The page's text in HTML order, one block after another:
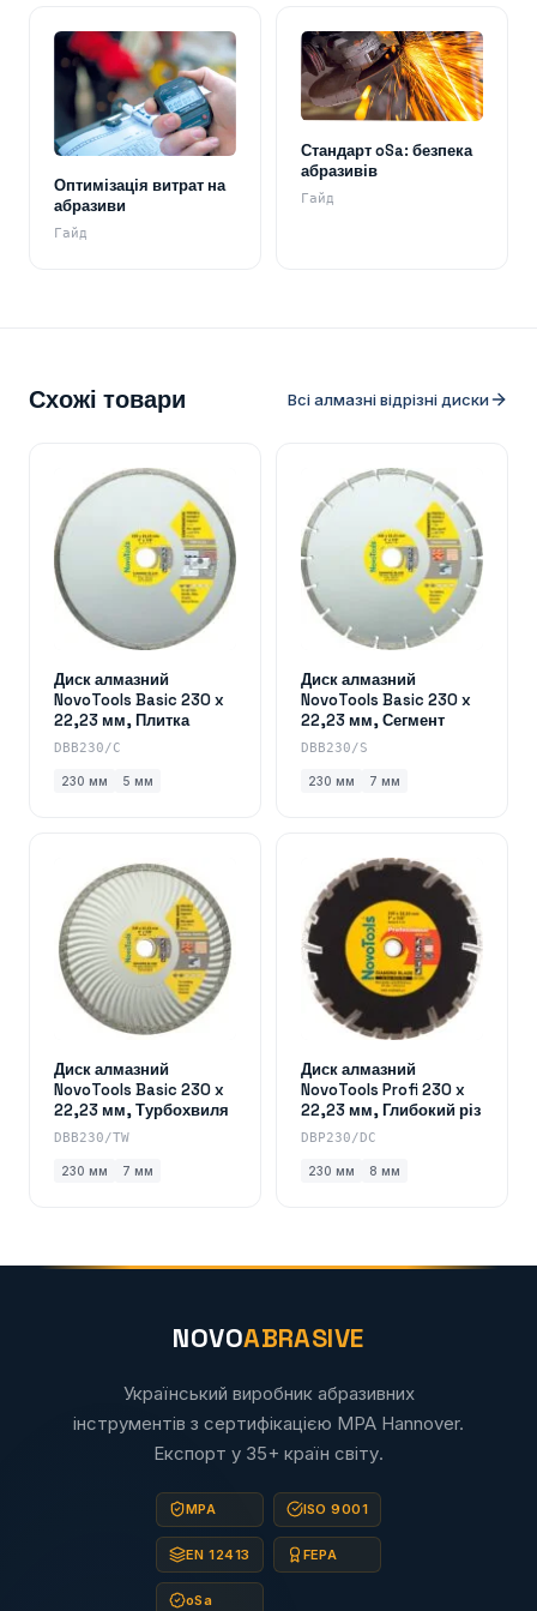
Оптимізація витрат на
абразиви
Гайд
Стандарт oSa: безпека
абразивів
Гайд
Схожі товари Всі алмазні відрізні диски
Диск алмазний
NovoTools Basic 230 x
22,23 мм, Плитка
DBB230/C
230 мм 5 мм
Диск алмазний
NovoTools Basic 230 x
22,23 мм, Сегмент
DBB230/S
230 мм 7 мм
Диск алмазний
NovoTools Basic 230 x
22,23 мм, Турбохвиля
DBB230/TW
230 мм 7 мм
Диск алмазний
NovoTools Profi 230 x
22,23 мм, Глибокий різ
DBP230/DC
230 мм 8 мм
NOVOABRASIVE
Український виробник абразивних
інструментів з сертифікацією MPA Hannover.
Експорт у 35+ країн світу.
MPA ISO 9001
EN 12413 FEPA
oSa